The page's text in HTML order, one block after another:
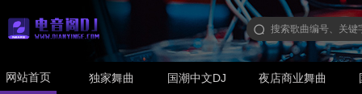
网站首页 独家舞曲 国潮中文DJ 夜店商业舞曲